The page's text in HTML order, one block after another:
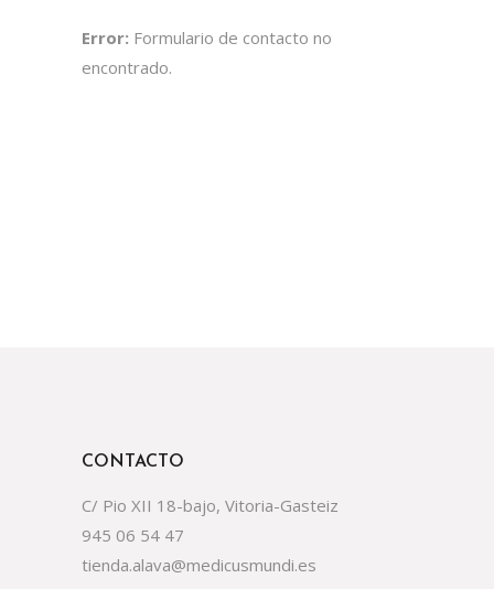
Error: Formulario de contacto no
encontrado.
CONTACTO
C/ Pio XII 18-bajo, Vitoria-Gasteiz
945 06 54 47
tienda.alava@medicusmundi.es